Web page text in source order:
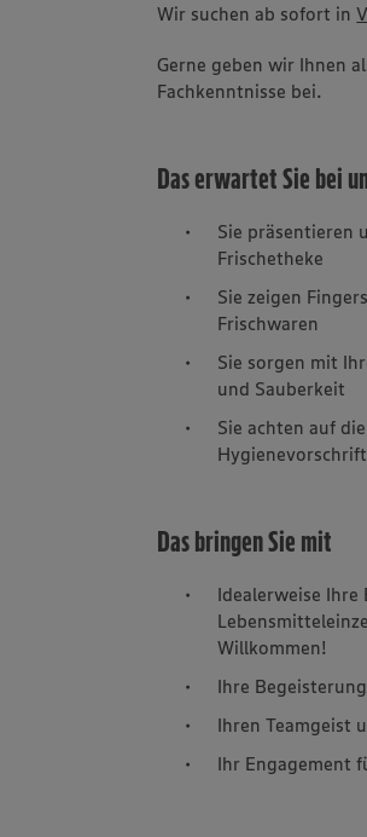
Wir suchen ab sofort in
Gerne geben wir Ihnen
Fachkenntnisse bei.
Das erwartet Sie bei
Sie präsentieren
Frischetheke
Sie zeigen
Frischwaren
Sie sorgen mit
und Sauberkeit
Sie achten auf
Das bringen Sie mit
Idealerweise
Willkommen!
Ihre
Ihren Teamgeist
Ihr Engagement